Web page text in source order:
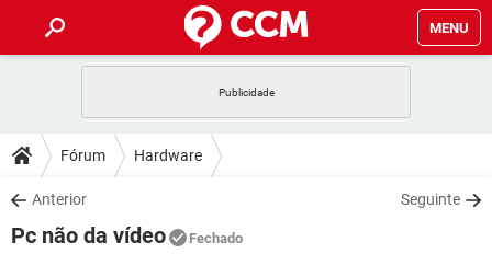
MENU
CELULAR
OUTLOOK
INSTAGRAM
DICAS
JOGOS
DOWNLOADS
JOGOS
Fórum Hardware
Anterior Seguinte
Pc não da vídeo Fechado